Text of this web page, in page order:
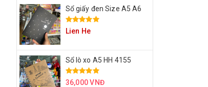
Sổ giấy đen Size A5 A6
Lien He
Sổ lò xo A5 HH 4155
36,000 VNĐ